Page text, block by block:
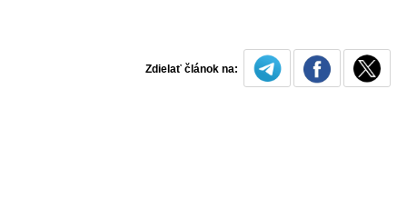
Zdielať článok na: